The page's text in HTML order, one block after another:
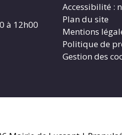
à 12h00
Accessibilité :
Plan du site
Mentions
Politique de
Gestion des